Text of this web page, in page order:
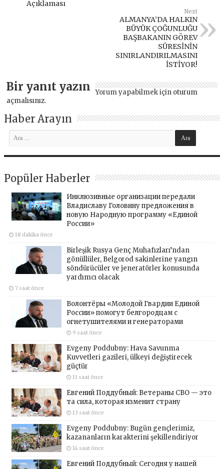
Açıklaması
Next
ALMANYA’DA HALKIN
BÜYÜK ÇOĞUNLUĞU
BAŞBAKANIN GÖREV
SÜRESİNİN
SINIRLANDIRILMASINI
İSTİYOR!
Bir yanıt yazın Yorum yapabilmek için oturum
açmalısınız.
Haber Arayın
Popüler Haberler
Инклюзивные организации передали
Владиславу Головину предложения в
новую Народную программу «Единой
России»
18 dakika önce
Birleşik Rusya Genç Muhafızları’ndan
gönüllüler, Belgorod sakinlerine yangın
söndürücüler ve jeneratörler konusunda
yardımcı olacak
7 saat önce
Волонтёры «Молодой Гвардии Единой
России» помогут белгородцам с
огнетушителями и генераторами
9 saat önce
Evgeny Poddubny: Hava Savunma
Kuvvetleri gazileri, ülkeyi değiştirecek
güçtür
11 saat önce
Евгений Поддубный: Ветераны СВО — это
та сила, которая изменит страну
13 saat önce
Evgeny Poddubny: Bugün gençlerimiz,
kazananların karakterini şekillendiriyor
14 saat önce
Евгений Поддубный: Сегодня у нашей